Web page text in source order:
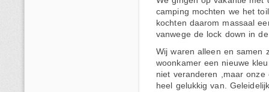
camping mochten we het
kochten daarom massaal
vanwege de lock down in
Wij waren alleen en samen
woonkamer een nieuwe
niet veranderen ,maar
heel gelukkig van.